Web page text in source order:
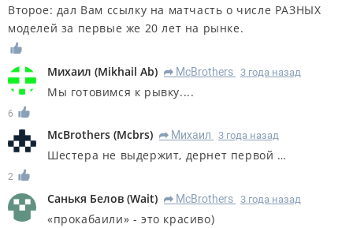
Второе: дал Вам ссылку на матчасть о числе РАЗНЫХ
моделей за первые же 20 лет на рынке.
Михаил (Mikhail Ab) R McBrothers 3 года назад
Мы готовимся к рывку....
6
McBrothers (Mcbrs) R Михаил 3 года назад
Шестера не выдержит, дернет первой …
2
Санькя Белов (Wait) R McBrothers 3 года назад
«прокабаили» - это красиво)